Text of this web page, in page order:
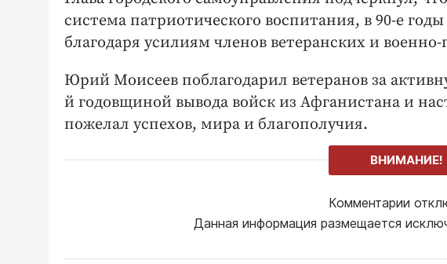
система патриотического воспитания, в 90-е
благодаря усилиям членов ветеранских и
Юрий Моисеев поблагодарил ветеранов за
й годовщиной вывода войск из Афганистана и
пожелал успехов, мира и благополучия.
ВНИМАНИЕ!
Комментарии
Данная информация размещается